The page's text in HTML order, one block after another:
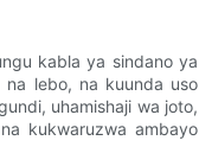
kabla ya sindano ya
na lebo, na kuunda uso
uhamishaji wa joto,
kukwaruzwa ambayo